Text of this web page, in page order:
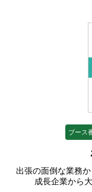
ブース
出張の面倒な業務
成長企業から